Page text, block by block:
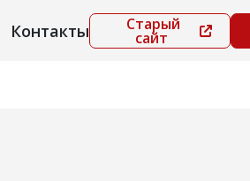
Контакты Старый
сайт